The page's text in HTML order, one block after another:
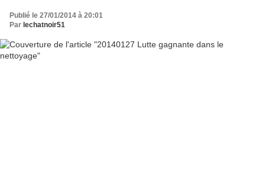
Publié le 27/01/2014 à 20:01
Par lechatnoir51